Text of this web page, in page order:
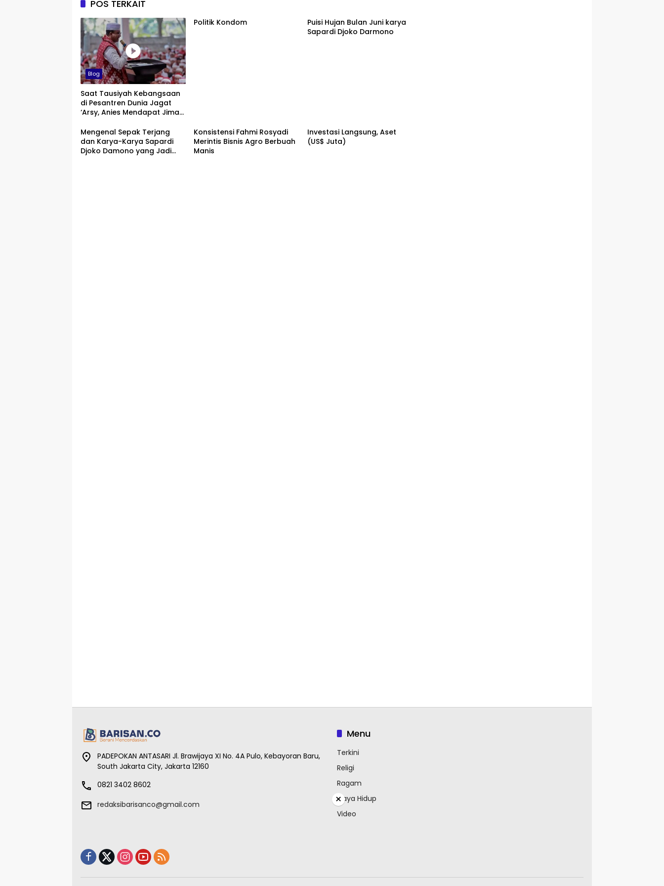
POS TERKAIT
Blog
Saat Tausiyah Kebangsaan
di Pesantren Dunia Jagat
‘Arsy, Anies Mendapat Jimat
Aos
Politik Kondom
Puisi Hujan Bulan Juni karya
Sapardi Djoko Darmono
Mengenal Sepak Terjang
dan Karya-Karya Sapardi
Djoko Damono yang Jadi
Konsistensi Fahmi Rosyadi
Merintis Bisnis Agro Berbuah
Manis
Investasi Langsung, Aset
(US$ Juta)
PADEPOKAN ANTASARI Jl. Brawijaya XI No. 4A Pulo, Kebayoran Baru,
South Jakarta City, Jakarta 12160
0821 3402 8602
redaksibarisanco@gmail.com
Menu
Terkini
Religi
Ragam
Gaya Hidup
Video
×